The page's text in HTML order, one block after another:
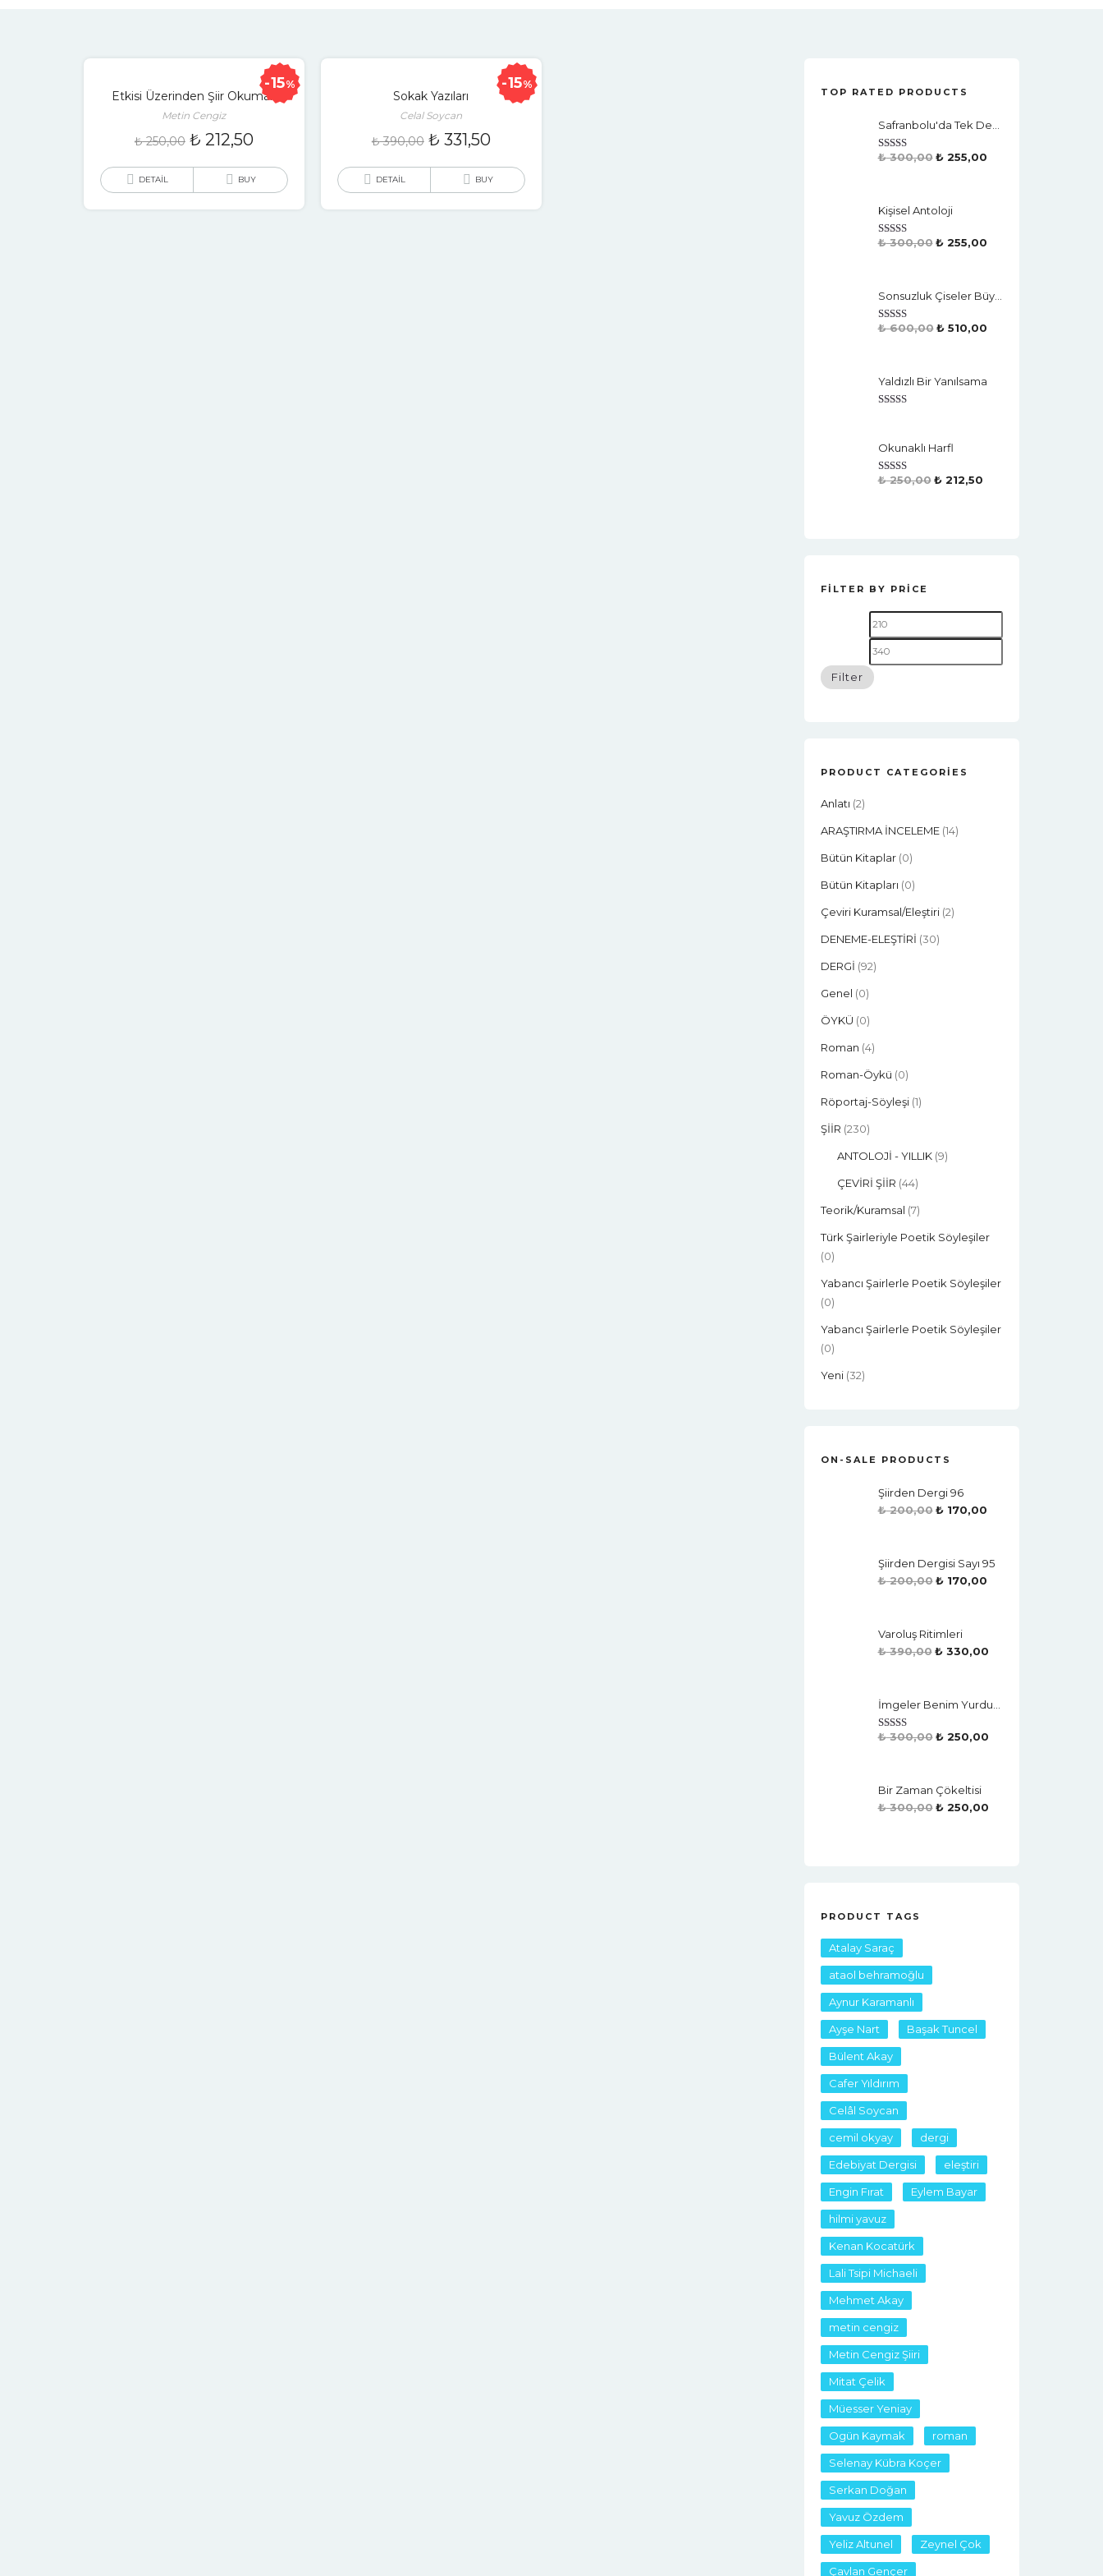
15%
Etkisi Üzerinden Şiir Okumak
Metin Cengiz
₺250,00 ₺ 212,50
DETAIL BUY
15%
Sokak Yazıları
Celal Soycan
₺390,00 ₺ 331,50
DETAIL BUY
TOP RATED PRODUCTS
Rated4.50
₺300,00 ₺255,00
Kişisel Antoloji
Rated4.50
₺300,00 ₺255,00
Sonsuzluk Çiseler Büyük Sularda & Dünyaya Katkımız Ebru Vurgusu
Rated4.50
₺600,00 ₺510,00
Yaldızlı Bir Yanılsama
Okunaklı Harfl
Rated4.50
₺250,00 ₺212,50
FILTER BY PRICE
Filter
PRODUCT CATEGORIES
Anlatı (2)
ARAŞTIRMA İNCELEME (14)
Bütün Kitaplar (0)
Bütün Kitapları (0)
Çeviri Kuramsal/eleştiri (2)
DENEME-ELEŞTİRİ (30)
DERGİ (92)
Genel (0)
ÖYKÜ (0)
Roman (4)
Roman-Öykü (0)
Röportaj-Söyleşi (1)
ŞİİR (230)
ANTOLOJİ - YILLIK (9)
ÇEVİRİ ŞİİR (44)
Teorik/Kuramsal (7)
Türk Şairleriyle Poetik Söyleşiler
(0)
Yabancı Şairlerle Poetik Söyleşiler
(0)
Yabancı Şairlerle Poetik Söyleşiler
(0)
Yeni (32)
ON-SALE PRODUCTS
Şiirden Dergi 96
₺200,00 ₺170,00
Şiirden Dergisi Sayı 95
₺200,00 ₺170,00
Varoluş Ritimleri
₺390,00 ₺330,00
Rated4.50
₺300,00 ₺250,00
Bir Zaman Çökeltisi
₺300,00 ₺250,00
PRODUCT TAGS
Atalay Saraç
ataol behramoğlu
Aynur Karamanlı
Ayşe Nart Başak Tuncel
Bülent Akay
Cafer Yıldırım
Celâl Soycan
cemil okyay dergi
Edebiyat Dergisi eleştiri
Engin Fırat Eylem Bayar
hilmi yavuz
Kenan Kocatürk
Lali Tsipi Michaeli
Mehmet Akay
metin cengiz
Metin Cengiz Şiiri
Mitat Çelik
Müesser Yeniay
Ogün Kaymak roman
Selenay Kübra Koçer
Serkan Doğan
Yavuz Özdem
Yeliz Altunel Zeynel Çok
Çavlan Gençer